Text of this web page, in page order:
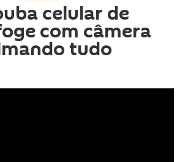
celular de
com câmera
tudo